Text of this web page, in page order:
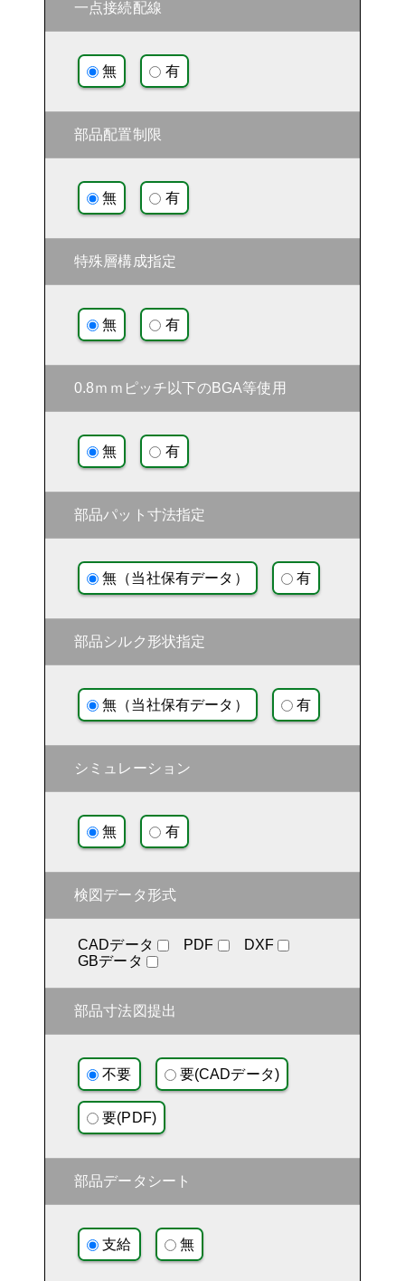
一点接続配線
無 有
部品配置制限
無 有
特殊層構成指定
無 有
0.8ｍｍピッチ以下のBGA等使用
無 有
部品パット寸法指定
無（当社保有データ） 有
部品シルク形状指定
無（当社保有データ） 有
シミュレーション
無 有
検図データ形式
CADデータ PDF
DXF
GBデータ
部品寸法図提出
不要 要(CADデータ)
要(PDF)
部品データシート
支給 無